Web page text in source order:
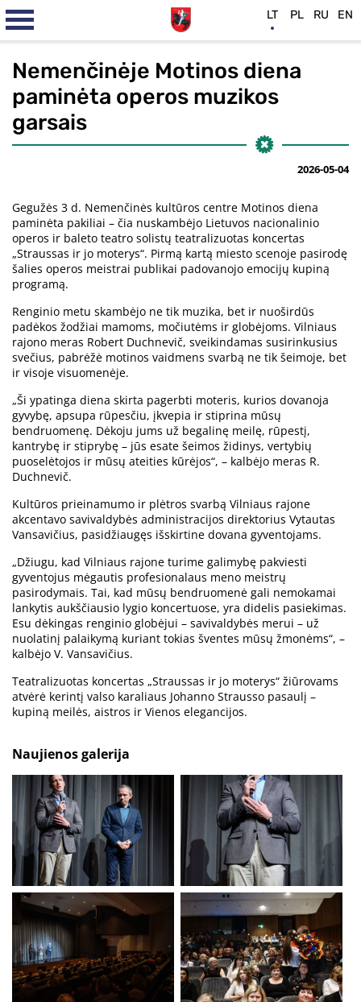
Nemenčinėje Motinos diena
paminėta operos muzikos
garsais
2026-05-04
Gegužės 3 d. Nemenčinės kultūros centre Motinos diena
paminėta pakiliai – čia nuskambėjo Lietuvos nacionalinio
operos ir baleto teatro solistų teatralizuotas koncertas
„Straussas ir jo moterys“. Pirmą kartą miesto scenoje pasirodę
šalies operos meistrai publikai padovanojo emocijų kupiną
programą.
Renginio metu skambėjo ne tik muzika, bet ir nuoširdūs
padėkos žodžiai mamoms, močiutėms ir globėjoms. Vilniaus
rajono meras Robert Duchnevič, sveikindamas susirinkusius
svečius, pabrėžė motinos vaidmens svarbą ne tik šeimoje, bet
ir visoje visuomenėje.
„Ši ypatinga diena skirta pagerbti moteris, kurios dovanoja
gyvybę, apsupa rūpesčiu, įkvepia ir stiprina mūsų
bendruomenę. Dėkoju jums už begalinę meilę, rūpestį,
kantrybę ir stiprybę – jūs esate šeimos židinys, vertybių
puoselėtojos ir mūsų ateities kūrėjos“, – kalbėjo meras R.
Duchnevič.
Kultūros prieinamumo ir plėtros svarbą Vilniaus rajone
akcentavo savivaldybės administracijos direktorius Vytautas
Vansavičius, pasidžiaugęs išskirtine dovana gyventojams.
„Džiugu, kad Vilniaus rajone turime galimybę pakviesti
gyventojus mėgautis profesionalaus meno meistrų
pasirodymais. Tai, kad mūsų bendruomenė gali nemokamai
lankytis aukščiausio lygio koncertuose, yra didelis pasiekimas.
Esu dėkingas renginio globėjui – savivaldybės merui – už
nuolatinį palaikymą kuriant tokias šventes mūsų žmonėms“, –
kalbėjo V. Vansavičius.
Teatralizuotas koncertas „Straussas ir jo moterys“ žiūrovams
atvėrė kerintį valso karaliaus Johanno Strausso pasaulį –
kupiną meilės, aistros ir Vienos elegancijos.
Naujienos galerija
LT PL RU EN